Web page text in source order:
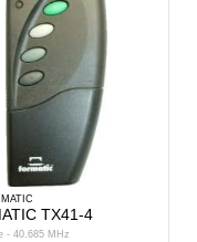
TX41-4
- 40.685 MHz